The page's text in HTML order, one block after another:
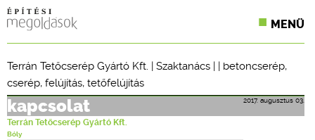
MENÜ
SZAKLAPOK
CPR TERMÉKKIÍRÁS
Terrán Tetőcserép Gyártó Kft. | Szaktanács | | betoncserép,
cserép, felújítás, tetőfelújítás
2017. augusztus 03.
kapcsolat
Terrán Tetőcserép Gyártó Kft.
Bóly